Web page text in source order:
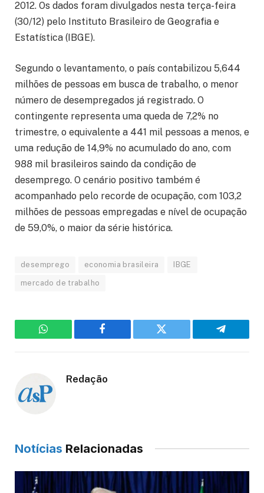
2012. Os dados foram divulgados nesta terça-feira
(30/12) pelo Instituto Brasileiro de Geografia e
Estatística (IBGE).
Segundo o levantamento, o país contabilizou 5,644
milhões de pessoas em busca de trabalho, o menor
número de desempregados já registrado. O
contingente representa uma queda de 7,2% no
trimestre, o equivalente a 441 mil pessoas a menos, e
uma redução de 14,9% no acumulado do ano, com
988 mil brasileiros saindo da condição de
desemprego. O cenário positivo também é
acompanhado pelo recorde de ocupação, com 103,2
milhões de pessoas empregadas e nível de ocupação
de 59,0%, o maior da série histórica.
desemprego economia brasileira IBGE
mercado de trabalho
WhatsApp Facebook Twitter Telegram
Redação
Notícias Relacionadas